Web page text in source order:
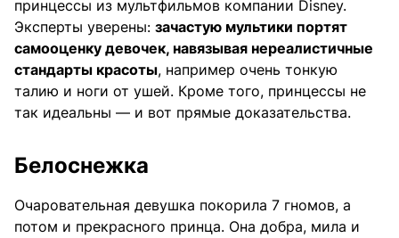
принцессы из мультфильмов компании Disney.
Эксперты уверены: зачастую мультики портят
самооценку девочек, навязывая нереалистичные
стандарты красоты, например очень тонкую
талию и ноги от ушей. Кроме того, принцессы не
так идеальны — и вот прямые доказательства.
Белоснежка
Очаровательная девушка покорила 7 гномов, а
потом и прекрасного принца. Она добра, мила и